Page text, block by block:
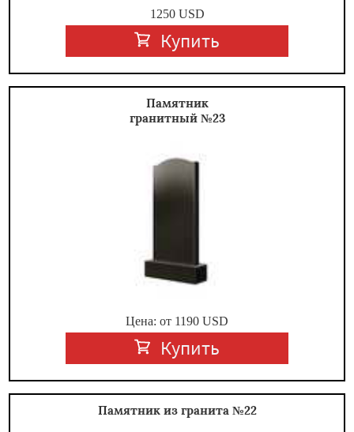
1250USD
Купить
Памятник
гранитный №23
Цена: от 1190 USD
Купить
Памятник из гранита №22